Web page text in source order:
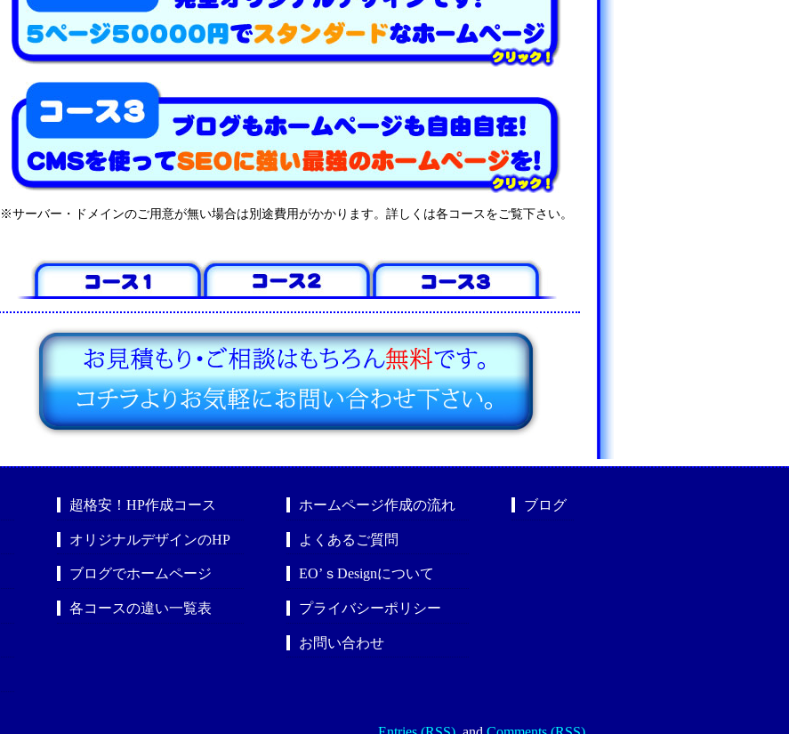
※サーバー・ドメインのご用意が無い場合は別途費用がかかります。詳しくは各コースをご覧下さい。
超格安！HP作成コース
オリジナルデザインのHP
ブログでホームページ
各コースの違い一覧表
ホームページ作成の流れ
よくあるご質問
EO’ｓDesignについて
プライバシーポリシー
お問い合わせ
ブログ